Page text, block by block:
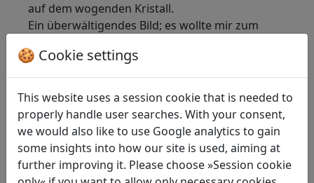
auf dem wogenden Kristall.
Ein überwältigendes Bild; es wollte mir zum
voll Trauer und schmerzlich wachsender
Sorge.
Wer bliebe ruhig mitten in der Gefahr!
Dieser tückische Wind, diese stürmische Flut,
wie sollten wir ihnen entrinnen!
Nun läßt der Patron das seidene Segel
entfalten,
🍪 Cookie settings
This website uses a session cookie that is needed to
properly handle user searches. With your consent,
we would also like to use Google analytics to gain
some insights into how our site is used, aiming at
further improving it. Please choose »Session cookie